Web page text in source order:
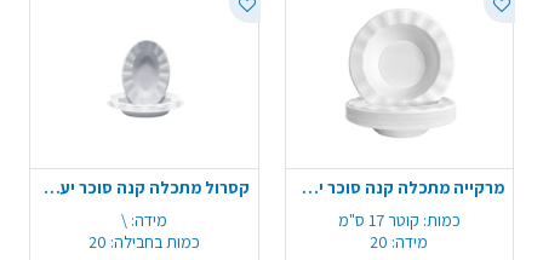
מרקייה מתכלה קנה סוכר יער 20 יח' - טבעי
כמות: קוטר 17 ס"מ
מידה: 20
קסרול מתכלה קנה סוכר יער 20 יח' - טבעי
מידה: \
כמות בחבילה: 20